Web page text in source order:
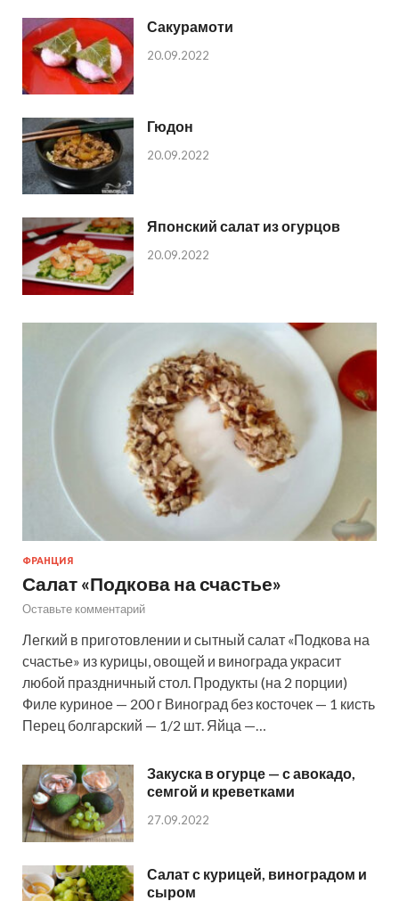
Сакурамоти
20.09.2022
Гюдон
20.09.2022
Японский салат из огурцов
20.09.2022
ФРАНЦИЯ
Салат «Подкова на счастье»
Оставьте комментарий
Легкий в приготовлении и сытный салат «Подкова на
счастье» из курицы, овощей и винограда украсит
любой праздничный стол. Продукты (на 2 порции)
Филе куриное — 200 г Виноград без косточек — 1 кисть
Перец болгарский — 1/2 шт. Яйца —…
Закуска в огурце — с авокадо,
семгой и креветками
27.09.2022
Салат с курицей, виноградом и
сыром